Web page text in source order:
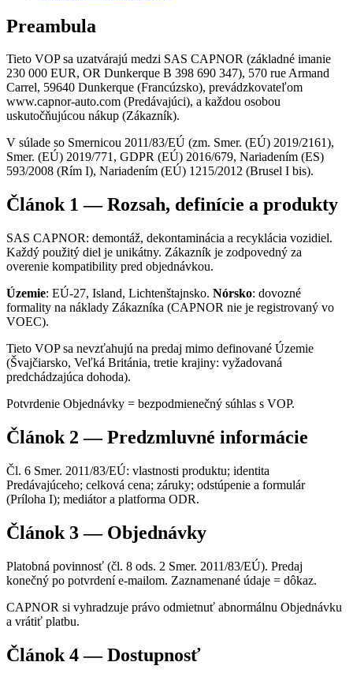
Preambula
Tieto VOP sa uzatvárajú medzi SAS CAPNOR (základné imanie
230 000 EUR, OR Dunkerque B 398 690 347), 570 rue Armand
Carrel, 59640 Dunkerque (Francúzsko), prevádzkovateľom
www.capnor-auto.com (Predávajúci), a každou osobou
uskutočňujúcou nákup (Zákazník).
V súlade so Smernicou 2011/83/EÚ (zm. Smer. (EÚ) 2019/2161),
Smer. (EÚ) 2019/771, GDPR (EÚ) 2016/679, Nariadením (ES)
593/2008 (Rím I), Nariadením (EÚ) 1215/2012 (Brusel I bis).
Článok 1 — Rozsah, definície a produkty
SAS CAPNOR: demontáž, dekontaminácia a recyklácia vozidiel.
Každý použitý diel je unikátny. Zákazník je zodpovedný za
overenie kompatibility pred objednávkou.
Územie: EÚ-27, Island, Lichtenštajnsko. Nórsko: dovozné
formality na náklady Zákazníka (CAPNOR nie je registrovaný vo
VOEC).
Tieto VOP sa nevzťahujú na predaj mimo definované Územie
(Švajčiarsko, Veľká Británia, tretie krajiny: vyžadovaná
predchádzajúca dohoda).
Potvrdenie Objednávky = bezpodmienečný súhlas s VOP.
Článok 2 — Predzmluvné informácie
Čl. 6 Smer. 2011/83/EÚ: vlastnosti produktu; identita
Predávajúceho; celková cena; záruky; odstúpenie a formulár
(Príloha I); mediátor a platforma ODR.
Článok 3 — Objednávky
Platobná povinnosť (čl. 8 ods. 2 Smer. 2011/83/EÚ). Predaj
konečný po potvrdení e-mailom. Zaznamenané údaje = dôkaz.
CAPNOR si vyhradzuje právo odmietnuť abnormálnu Objednávku
a vrátiť platbu.
Článok 4 — Dostupnosť